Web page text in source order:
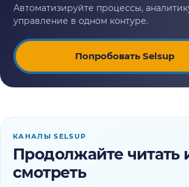
Попробовать Selsup
КАНАЛЫ SELSUP
Продолжайте читать
смотреть